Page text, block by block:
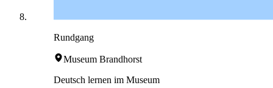
Rundgang
Museum Brandhorst
Deutsch lernen im Museum